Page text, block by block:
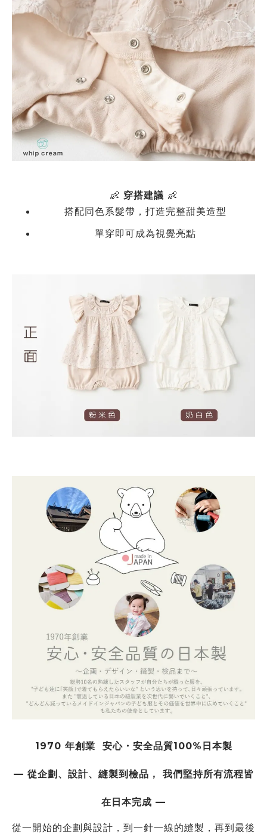
👶 穿搭建議 👶
搭配同色系髮帶，打造完整甜美造型
單穿即可成為視覺亮點
1970 年創業 安心・安全品質100%日本製
— 從企劃、設計、縫製到檢品， 我們堅持所有流程皆
在日本完成 —
從一開始的企劃與設計，到一針一線的縫製，再到最後